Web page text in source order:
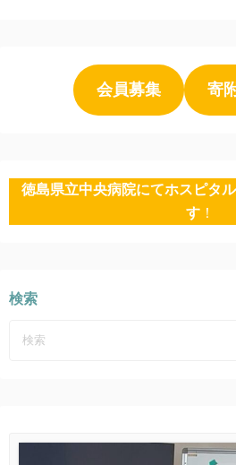
会員募集 寄
徳島県立中央病院にてホスピタ
す ！
検索